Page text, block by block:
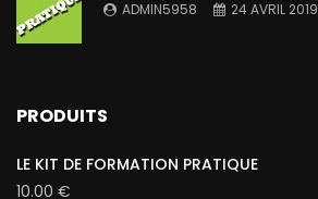
ADMIN5958 24 AVRIL 2019
PRODUITS
LE KIT DE FORMATION PRATIQUE
10.00 €